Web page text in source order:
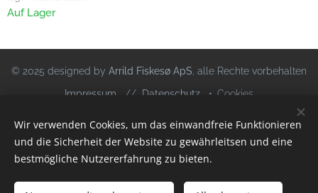
Auf Lager
© 2025 designed by Arrild Fiskesø ApS , alle Rechte vorbehalten
Impressum // Datenschutz Cookies
Sprachen
Deutsch
Dansk
Wir verwenden Cookies, um das einwandfreie Funktionieren
und die Sicherheit der Website zu gewährleitsen und eine
bestmögliche Nutzererfahrung zu bieten.